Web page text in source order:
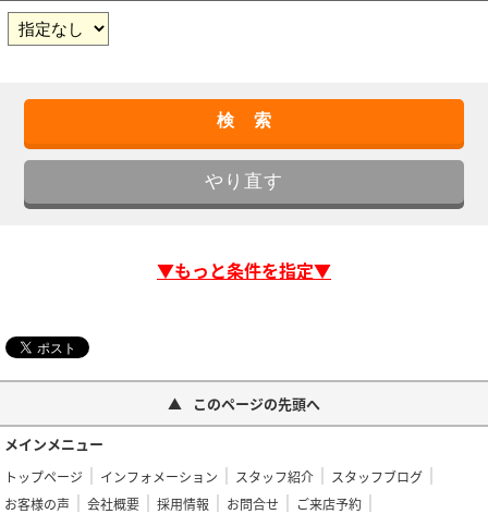
▼もっと条件を指定▼
このページの先頭へ
メインメニュー
トップページ インフォメーション スタッフ紹介
スタッフブログ
お客様の声
会社概要 採用情報 お問合せ
ご来店予約